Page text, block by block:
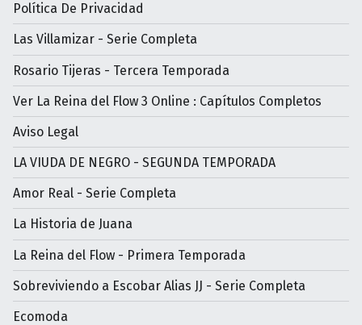
Política De Privacidad
Las Villamizar - Serie Completa
Rosario Tijeras - Tercera Temporada
Ver La Reina del Flow 3 Online : Capítulos Completos
Aviso Legal
LA VIUDA DE NEGRO - SEGUNDA TEMPORADA
Amor Real - Serie Completa
La Historia de Juana
La Reina del Flow - Primera Temporada
Sobreviviendo a Escobar Alias JJ - Serie Completa
Ecomoda